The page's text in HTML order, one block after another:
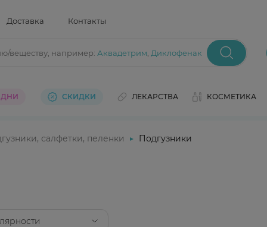
Доставка Контакты
веществу, например: Аквадетрим Диклофенак
ДНИ СКИДКИ ЛЕКАРСТВА КОСМЕТИКА
салфетки, пеленки Подгузники